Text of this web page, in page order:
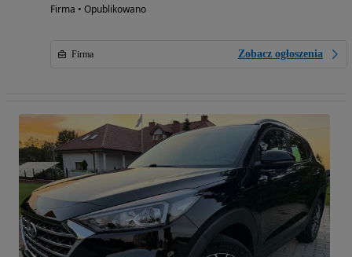
Firma • Opublikowano
Firma Zobacz ogłoszenia